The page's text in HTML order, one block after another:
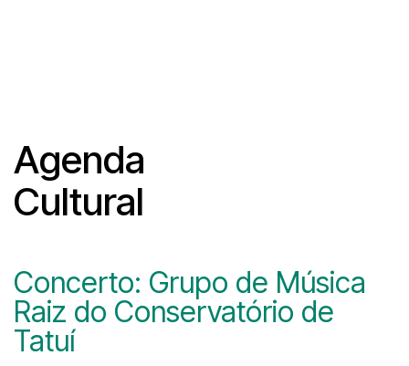
Agenda
Cultural
Concerto: Grupo de Música
Raiz do Conservatório de
Tatuí